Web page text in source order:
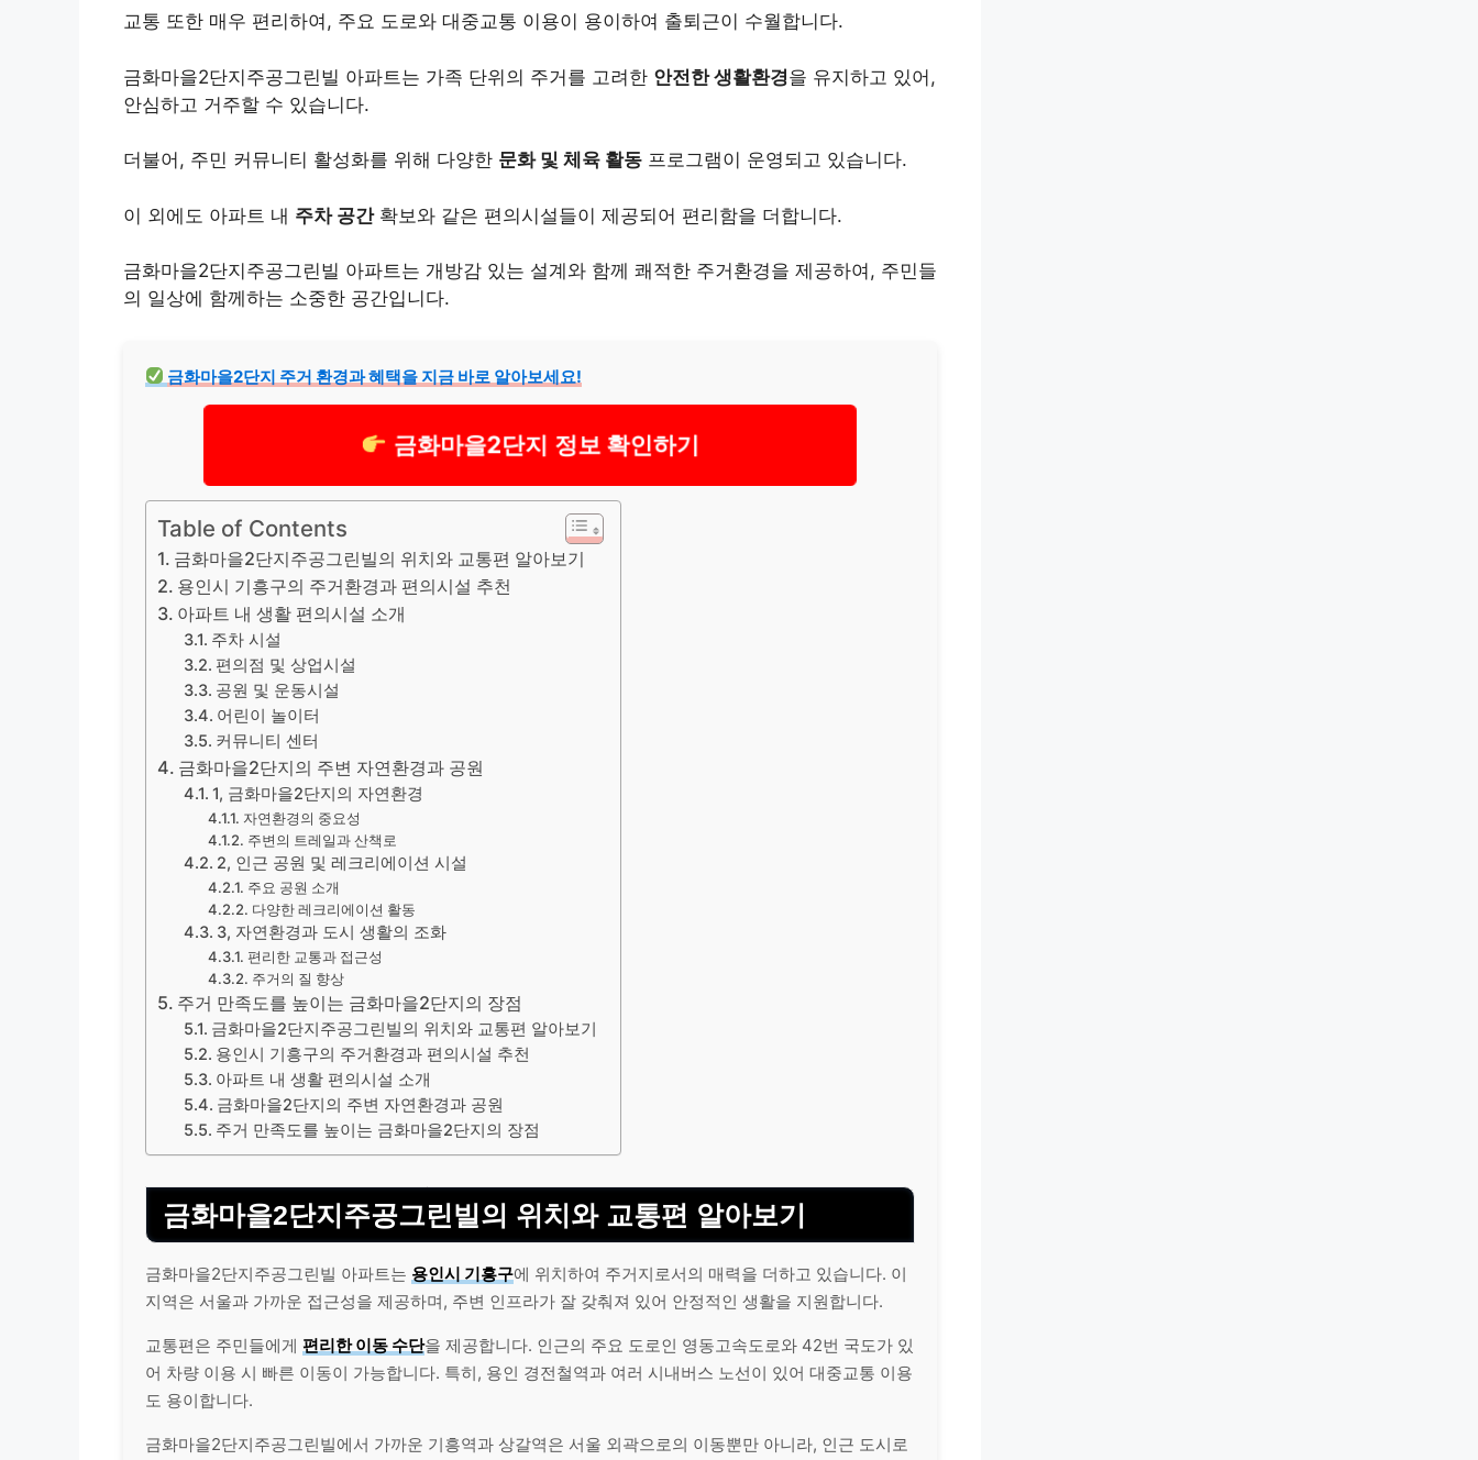
교통 또한 매우 편리하여, 주요 도로와 대중교통 이용이 용이하여 출퇴근이 수월합니다.
금화마을2단지주공그린빌 아파트는 가족 단위의 주거를 고려한 안전한 생활환경을 유지하고 있어,
안심하고 거주할 수 있습니다.
더불어, 주민 커뮤니티 활성화를 위해 다양한 문화 및 체육 활동 프로그램이 운영되고 있습니다.
이 외에도 아파트 내 주차 공간확보와 같은 편의시설들이 제공되어 편리함을 더합니다.
금화마을2단지주공그린빌 아파트는 개방감 있는 설계와 함께 쾌적한 주거환경을 제공하여, 주민들
의 일상에 함께하는 소중한 공간입니다.
금화마을2단지 주거 환경과 혜택을 지금 바로 알아보세요!
금화마을2단지 정보 확인하기
Table of Contents
금화마을2단지주공그린빌의 위치와 교통편 알아보기
용인시 기흥구의 주거환경과 편의시설 추천
아파트 내 생활 편의시설 소개
주차 시설
편의점 및 상업시설
공원 및 운동시설
어린이 놀이터
커뮤니티 센터
금화마을2단지의 주변 자연환경과 공원
1, 금화마을2단지의 자연환경
자연환경의 중요성
주변의 트레일과 산책로
2, 인근 공원 및 레크리에이션 시설
주요 공원 소개
다양한 레크리에이션 활동
3, 자연환경과 도시 생활의 조화
편리한 교통과 접근성
주거의 질 향상
주거 만족도를 높이는 금화마을2단지의 장점
금화마을2단지주공그린빌의 위치와 교통편 알아보기
용인시 기흥구의 주거환경과 편의시설 추천
아파트 내 생활 편의시설 소개
금화마을2단지의 주변 자연환경과 공원
주거 만족도를 높이는 금화마을2단지의 장점
금화마을2단지주공그린빌의 위치와 교통편 알아보기
금화마을2단지주공그린빌 아파트는 용인시 기흥구에 위치하여 주거지로서의 매력을 더하고 있습니다. 이
지역은 서울과 가까운 접근성을 제공하며, 주변 인프라가 잘 갖춰져 있어 안정적인 생활을 지원합니다.
교통편은 주민들에게 편리한 이동 수단을 제공합니다. 인근의 주요 도로인 영동고속도로와 42번 국도가 있
어 차량 이용 시 빠른 이동이 가능합니다. 특히, 용인 경전철역과 여러 시내버스 노선이 있어 대중교통 이용
도 용이합니다.
금화마을2단지주공그린빌에서 가까운 기흥역과 상갈역은 서울 외곽으로의 이동뿐만 아니라, 인근 도시로